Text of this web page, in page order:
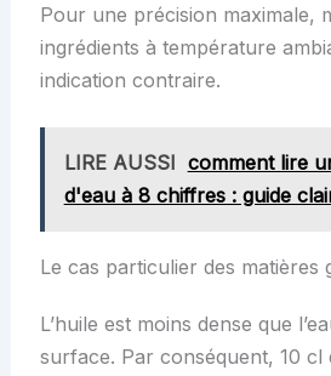
Pour une précision maximale,
ingrédients à température
indication contraire.
LIRE AUSSI comment lire
d'eau à 8 chiffres : guide
Le cas particulier des matières
L’huile est moins dense que
surface. Par conséquent, 10 cl